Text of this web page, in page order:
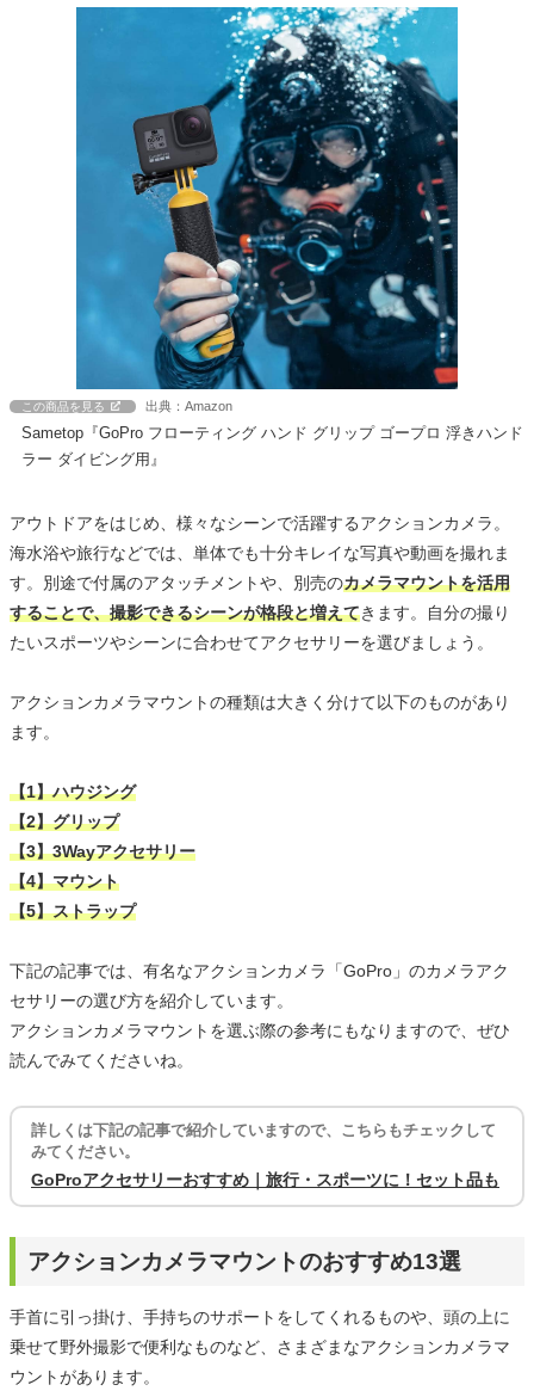
この商品を見る 出典：Amazon
Sametop『GoPro フローティング ハンド グリップ ゴープロ 浮きハンド
ラー ダイビング用』
アウトドアをはじめ、様々なシーンで活躍するアクションカメラ。
海水浴や旅行などでは、単体でも十分キレイな写真や動画を撮れま
す。別途で付属のアタッチメントや、別売のカメラマウントを活用
することで、撮影できるシーンが格段と増えてきます。自分の撮り
たいスポーツやシーンに合わせてアクセサリーを選びましょう。
アクションカメラマウントの種類は大きく分けて以下のものがあり
ます。
【1】ハウジング
【2】グリップ
【3】3Wayアクセサリー
【4】マウント
【5】ストラップ
下記の記事では、有名なアクションカメラ「GoPro」のカメラアク
セサリーの選び方を紹介しています。
アクションカメラマウントを選ぶ際の参考にもなりますので、ぜひ
読んでみてくださいね。
詳しくは下記の記事で紹介していますので、こちらもチェックして
みてください。
GoProアクセサリーおすすめ｜旅行・スポーツに！セット品も
アクションカメラマウントのおすすめ13選
手首に引っ掛け、手持ちのサポートをしてくれるものや、頭の上に
乗せて野外撮影で便利なものなど、さまざまなアクションカメラマ
ウントがあります。